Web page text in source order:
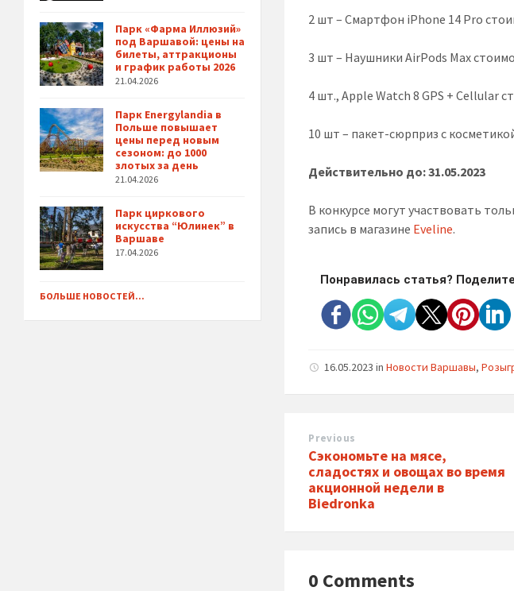
2 шт – Смартфон iPhone 14 Pro
3 шт – Наушники AirPods Max
4 шт., Apple Watch 8 GPS + Cellular
10 шт – пакет-сюрприз с
Действительно до: 31.05.2023
В конкурсе могут участвовать
запись в магазине Eveline.
Понравилась статья?
16.05.2023inНовости Варшавы,
Previous
Сэкономьте на мясе,
сладостях и овощах во время
акционной недели в
Biedronka
0 Comments
Парк «Фарма Иллюзий»
под Варшавой: цены на
билеты, аттракционы
и график работы 2026
21.04.2026
Парк Energylandia в
Польше повышает
цены перед новым
сезоном: до 1000
злотых за день
21.04.2026
Парк циркового
искусства “Юлинек” в
Варшаве
17.04.2026
БОЛЬШЕ НОВОСТЕЙ...